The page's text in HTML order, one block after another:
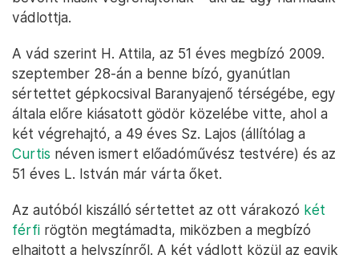
vádlottja.
A vád szerint H. Attila, az 51 éves megbízó 2009.
szeptember 28-án a benne bízó, gyanútlan
sértettet gépkocsival Baranyajenő térségébe, egy
általa előre kiásatott gödör közelébe vitte, ahol a
két végrehajtó, a 49 éves Sz. Lajos (állítólag a
Curtis néven ismert előadóművész testvére) és az
51 éves L. István már várta őket.
Az autóból kiszálló sértettet az ott várakozó két
férfi rögtön megtámadta, miközben a megbízó
elhajtott a helyszínről. A két vádlott közül az egyik